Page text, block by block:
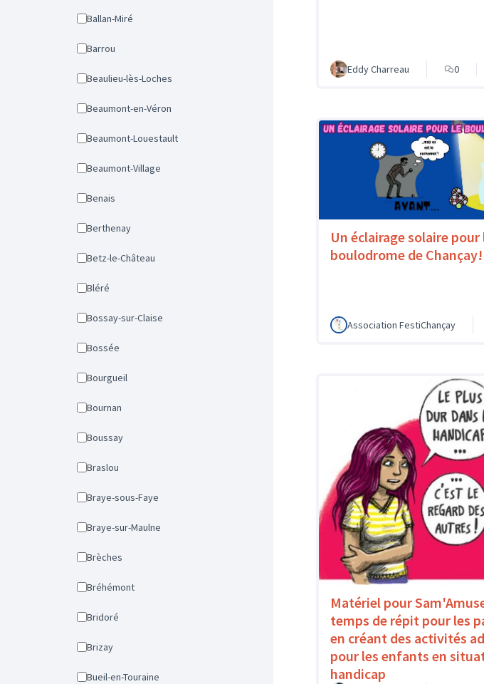
Ballan-Miré
Barrou
Beaulieu-lès-Loches
Beaumont-en-Véron
Beaumont-Louestault
Beaumont-Village
Benais
Berthenay
Betz-le-Château
Bléré
Bossay-sur-Claise
Bossée
Bourgueil
Bournan
Boussay
Braslou
Braye-sous-Faye
Braye-sur-Maulne
Brèches
Bréhémont
Bridoré
Brizay
Bueil-en-Touraine
Eddy Charreau 0
Un éclairage solaire pour
boulodrome de Chançay!
Association FestiChançay
Matériel pour
temps de répit pour les
en créant des activités
pour les enfants en
handicap